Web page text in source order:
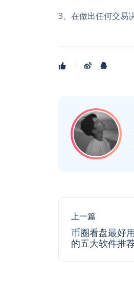
3、在做出任何交易
上一篇
币圈看盘最好
的五大软件推